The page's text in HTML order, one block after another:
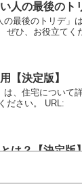
人の最後のト
の最後のトリデ」
ぜひ、お役立て
【決定版】
は、住宅について
ださい。 URL:
は？【決定版
？」は、住宅につ
てください。